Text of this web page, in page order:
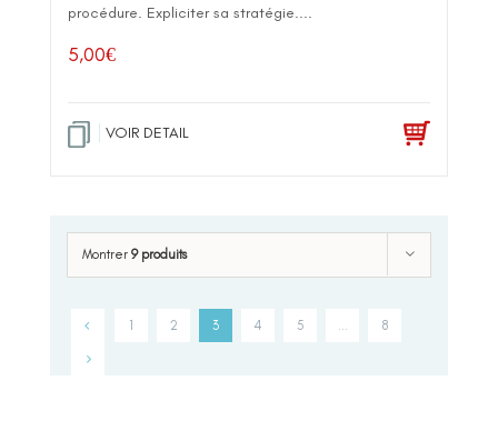
procédure. Expliciter sa stratégie....
5,00€
VOIR DETAIL
Montrer 9 produits
1 2 3 4 5 8